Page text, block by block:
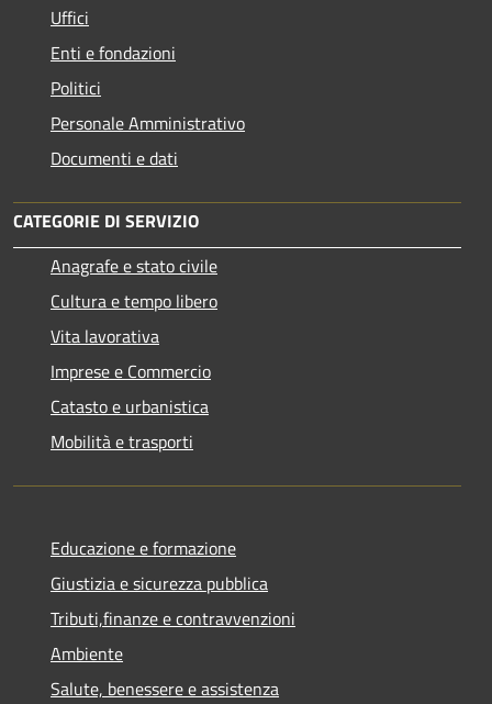
Uffici
Enti e fondazioni
Politici
Personale Amministrativo
Documenti e dati
CATEGORIE DI SERVIZIO
Anagrafe e stato civile
Cultura e tempo libero
Vita lavorativa
Imprese e Commercio
Catasto e urbanistica
Mobilità e trasporti
Educazione e formazione
Giustizia e sicurezza pubblica
Tributi,finanze e contravvenzioni
Ambiente
Salute, benessere e assistenza